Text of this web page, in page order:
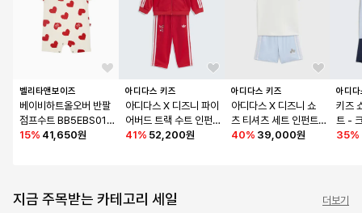
벨리타앤보이즈
베이비하트올오버 반팔
점프수트 BB5EBS01R
E15% 41,650원
아디다스 키즈
아디다스 X 디즈니 파이
어버드 트랙 수트 인펀
트  - 레드 / KE3879
41% 52,200원
아디다스 키즈
아디다스 X 디즈니 쇼
츠 티셔츠 세트 인펀트
- 화이트 / KE0477
40% 39,000원
아디
키즈
트 -
35%
지금 주목받는 카테고리 세일 더보기